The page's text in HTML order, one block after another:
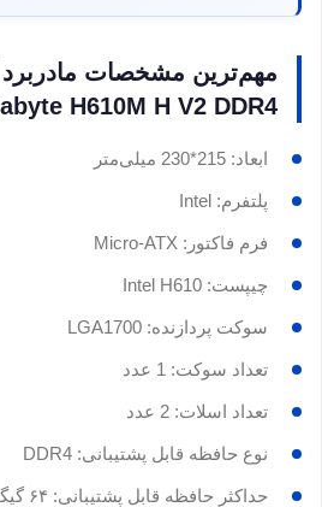
مهم‌ترین مشخصات مادربرد
H610M H V2 DDR4
ابعاد: 215*230 میلی‌متر
پلتفرم: Intel
فرم فاکتور: Micro-ATX
چیپست: Intel H610
سوکت پردازنده: LGA1700
تعداد سوکت: 1 عدد
تعداد اسلات: 2 عدد
نوع حافظه قابل پشتیبانی: DDR4
حداکثر حافظه قابل پشتیبانی: ۶۴ گیگابایت